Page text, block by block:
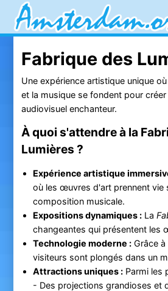
Fabrique des
Une expérience artistique unique
et la musique se fondent pour
audiovisuel enchanteur.
À quoi s'attendre à la
Lumières ?
Expérience artistique
où les œuvres d'art prennent vie
composition musicale.
Expositions dynamiques :La
changeantes qui présentent les
Technologie moderne :Grâce à
visiteurs sont plongés dans un
Attractions uniques :Parmi les
- Des projections grandioses et